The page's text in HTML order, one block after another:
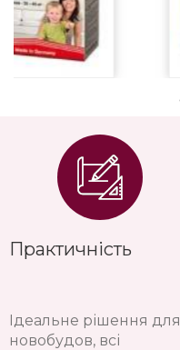
Практичність
Ідеальне рішення для
новобудов, всі